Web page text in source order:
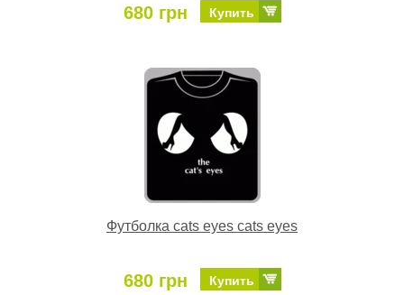
680 грн Купить
Футболка cats eyes cats eyes
680 грн Купить